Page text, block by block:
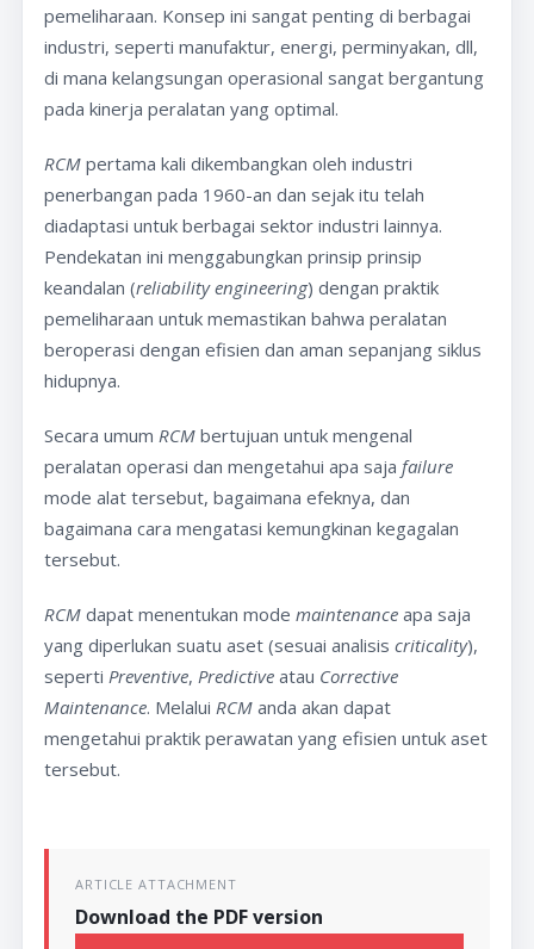
pemeliharaan. Konsep ini sangat penting di berbagai
industri, seperti manufaktur, energi, perminyakan, dll,
di mana kelangsungan operasional sangat bergantung
pada kinerja peralatan yang optimal.
RCM pertama kali dikembangkan oleh industri
penerbangan pada 1960-an dan sejak itu telah
diadaptasi untuk berbagai sektor industri lainnya.
Pendekatan ini menggabungkan prinsip prinsip
keandalan (reliability engineering) dengan praktik
pemeliharaan untuk memastikan bahwa peralatan
beroperasi dengan efisien dan aman sepanjang siklus
hidupnya.
Secara umum RCM bertujuan untuk mengenal
peralatan operasi dan mengetahui apa saja failure
mode alat tersebut, bagaimana efeknya, dan
bagaimana cara mengatasi kemungkinan kegagalan
tersebut.
RCM dapat menentukan mode maintenance apa saja
yang diperlukan suatu aset (sesuai analisis criticality),
seperti Preventive, Predictive atau Corrective
Maintenance. Melalui RCM anda akan dapat
mengetahui praktik perawatan yang efisien untuk aset
tersebut.
ARTICLE ATTACHMENT
Download the PDF version